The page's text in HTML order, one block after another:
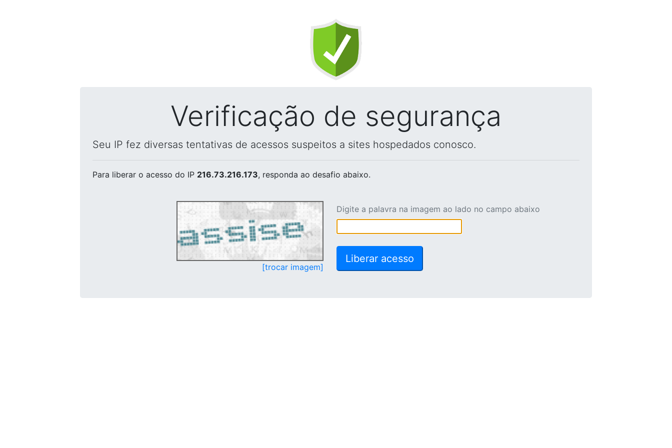
Verificação de segurança
Seu IP fez diversas tentativas de acessos suspeitos a sites hospedados conosco.
Para liberar o acesso do IP 216.73.216.173, responda ao desafio abaixo.
[trocar imagem]
Digite a palavra na imagem ao lado no campo abaixo